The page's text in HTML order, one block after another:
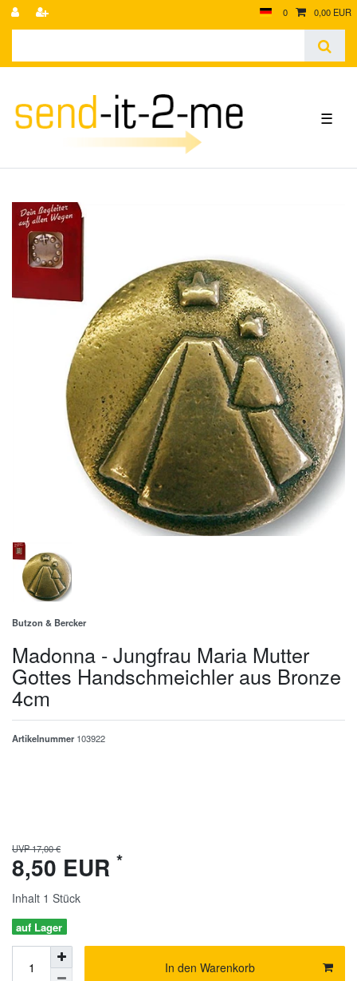
0 0,00 EUR
☰
Butzon & Bercker
Madonna - Jungfrau Maria Mutter
Gottes Handschmeichler aus Bronze
4cm
Artikelnummer 103922
UVP 17,00 €
8,50 EUR *
Inhalt 1 Stück
auf Lager
In den Warenkorb